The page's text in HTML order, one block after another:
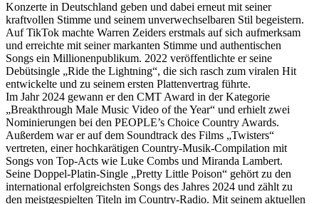
Konzerte in Deutschland geben und dabei erneut mit seiner
kraftvollen Stimme und seinem unverwechselbaren Stil begeistern.
Auf TikTok machte Warren Zeiders erstmals auf sich aufmerksam
und erreichte mit seiner markanten Stimme und authentischen
Songs ein Millionenpublikum. 2022 veröffentlichte er seine
Debütsingle „Ride the Lightning“, die sich rasch zum viralen Hit
entwickelte und zu seinem ersten Plattenvertrag führte.
Im Jahr 2024 gewann er den CMT Award in der Kategorie
„Breakthrough Male Music Video of the Year“ und erhielt zwei
Nominierungen bei den PEOPLE’s Choice Country Awards.
Außerdem war er auf dem Soundtrack des Films „Twisters“
vertreten, einer hochkarätigen Country-Musik-Compilation mit
Songs von Top-Acts wie Luke Combs und Miranda Lambert.
Seine Doppel-Platin-Single „Pretty Little Poison“ gehört zu den
international erfolgreichsten Songs des Jahres 2024 und zählt zu
den meistgespielten Titeln im Country-Radio. Mit seinem aktuellen